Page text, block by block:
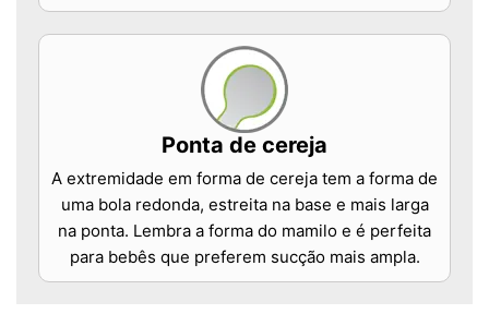
Ponta de cereja
A extremidade em forma de cereja tem a forma de
uma bola redonda, estreita na base e mais larga
na ponta. Lembra a forma do mamilo e é perfeita
para bebês que preferem sucção mais ampla.